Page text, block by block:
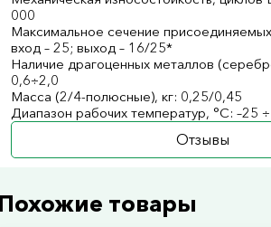
000
Максимальное сечение
вход – 25; выход – 16/25*
Наличие драгоценных металлов
0,6÷2,0
Масса (2/4-полюсные), кг: 0,25/0,45
Диапазон рабочих температур, °С: –25
Отзывы
товары